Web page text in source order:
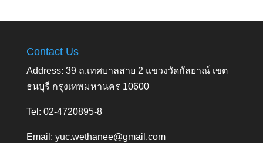
Contact Us
Address: 39 ถ.เทศบาลสาย 2 แขวงวัดกัลยาณ์ เขต
ธนบุรี กรุงเทพมหานคร 10600
Tel: 02-4720895-8
Email: yuc.wethanee@gmail.com